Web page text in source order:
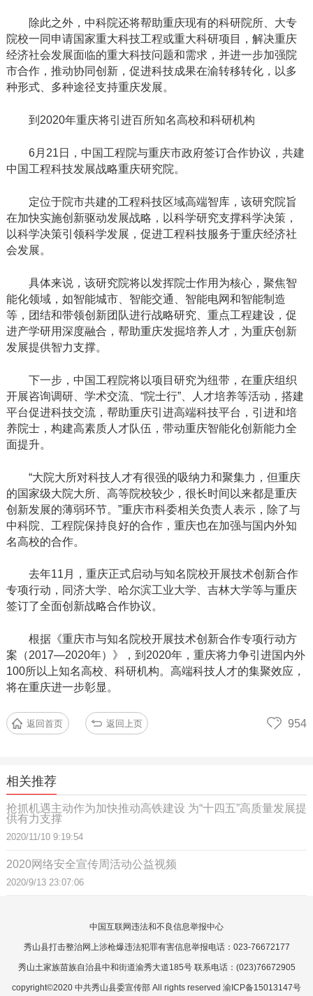
除此之外，中科院还将帮助重庆现有的科研院所、大专
院校一同申请国家重大科技工程或重大科研项目，解决重庆
经济社会发展面临的重大科技问题和需求，并进一步加强院
市合作，推动协同创新，促进科技成果在渝转移转化，以多
种形式、多种途径支持重庆发展。
到2020年重庆将引进百所知名高校和科研机构
6月21日，中国工程院与重庆市政府签订合作协议，共建
中国工程科技发展战略重庆研究院。
定位于院市共建的工程科技区域高端智库，该研究院旨
在加快实施创新驱动发展战略，以科学研究支撑科学决策，
以科学决策引领科学发展，促进工程科技服务于重庆经济社
会发展。
具体来说，该研究院将以发挥院士作用为核心，聚焦智
能化领域，如智能城市、智能交通、智能电网和智能制造
等，团结和带领创新团队进行战略研究、重点工程建设，促
进产学研用深度融合，帮助重庆发掘培养人才，为重庆创新
发展提供智力支撑。
下一步，中国工程院将以项目研究为纽带，在重庆组织
开展咨询调研、学术交流、“院士行”、人才培养等活动，搭建
平台促进科技交流，帮助重庆引进高端科技平台，引进和培
养院士，构建高素质人才队伍，带动重庆智能化创新能力全
面提升。
“大院大所对科技人才有很强的吸纳力和聚集力，但重庆
的国家级大院大所、高等院校较少，很长时间以来都是重庆
创新发展的薄弱环节。”重庆市科委相关负责人表示，除了与
中科院、工程院保持良好的合作，重庆也在加强与国内外知
名高校的合作。
去年11月，重庆正式启动与知名院校开展技术创新合作
专项行动，同济大学、哈尔滨工业大学、吉林大学等与重庆
签订了全面创新战略合作协议。
根据《重庆市与知名院校开展技术创新合作专项行动方
案（2017—2020年）》，到2020年，重庆将力争引进国内外
100所以上知名高校、科研机构。高端科技人才的集聚效应，
将在重庆进一步彰显。
返回首页 返回上页 954
相关推荐
抢抓机遇主动作为加快推动高铁建设 为“十四五”高质量发展提
供有力支撑
2020/11/10 9:19:54
2020网络安全宣传周活动公益视频
2020/9/13 23:07:06
中国互联网违法和不良信息举报中心
秀山县打击整治网上涉枪爆违法犯罪有害信息举报电话：023-76672177
秀山土家族苗族自治县中和街道渝秀大道185号 联系电话：(023)76672905
copyright©2020 中共秀山县委宣传部 All rights reserved 渝ICP备15013147号